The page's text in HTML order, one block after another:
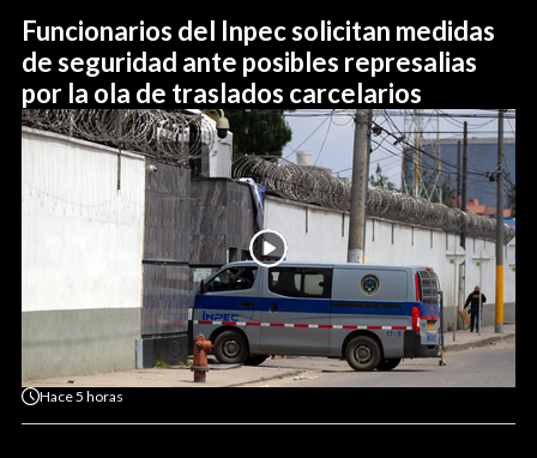
Funcionarios del Inpec solicitan medidas
de seguridad ante posibles represalias
por la ola de traslados carcelarios
Hace5 horas